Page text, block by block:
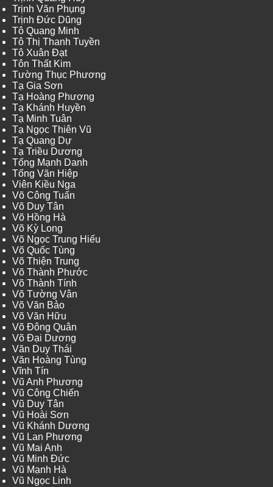
Trịnh Văn Phụng
Trịnh Đức Dũng
Tô Quang Minh
Tô Thị Thanh Tuyền
Tô Xuân Đạt
Tôn Thất Kim
Tường Thục Phương
Tạ Gia Sơn
Tạ Hoàng Phương
Tạ Khánh Huyền
Tạ Minh Tuân
Tạ Ngọc Thiên Vũ
Tạ Quang Dự
Tạ Triều Dương
Tống Mạnh Danh
Tống Văn Hiệp
Viên Kiều Nga
Võ Công Tuấn
Võ Duy Tân
Võ Hồng Hà
Võ Kỳ Long
Võ Ngọc Trung Hiếu
Võ Quốc Tùng
Võ Thiện Trung
Võ Thành Phước
Võ Thành Tính
Võ Tường Vân
Võ Văn Bảo
Võ Văn Hữu
Võ Đông Quân
Võ Đại Dương
Văn Duy Thái
Văn Hoàng Tùng
Vĩnh Tín
Vũ Anh Phương
Vũ Công Chiến
Vũ Duy Tân
Vũ Hoài Sơn
Vũ Khánh Dương
Vũ Lan Phương
Vũ Mai Anh
Vũ Minh Đức
Vũ Mạnh Hà
Vũ Ngọc Linh